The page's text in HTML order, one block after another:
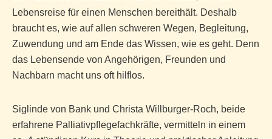
Lebensreise für einen Menschen bereithält. Deshalb
braucht es, wie auf allen schweren Wegen, Begleitung,
Zuwendung und am Ende das Wissen, wie es geht. Denn
das Lebensende von Angehörigen, Freunden und
Nachbarn macht uns oft hilflos.
Siglinde von Bank und Christa Willburger-Roch, beide
erfahrene Palliativpflegefachkräfte, vermitteln in einem